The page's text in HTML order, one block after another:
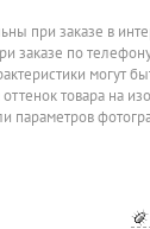
при заказе в
заказе по
могут
оттенок товара на
параметров